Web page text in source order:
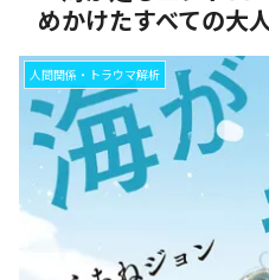
めかけたすべての大
人間関係・トラウマ解析